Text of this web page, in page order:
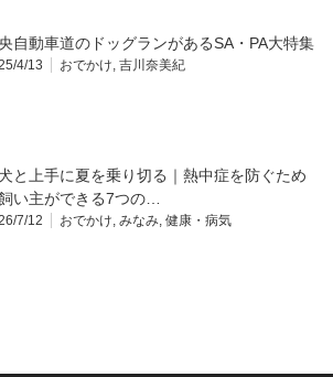
自動車道のドッグランがあるSA・PA大特集
4/13 おでかけ 吉川奈美紀
と上手に夏を乗り切る｜熱中症を防ぐため
い主ができる7つの…
7/12 おでかけ みなみ 健康・病気